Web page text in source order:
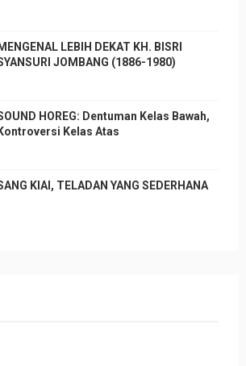
MENGENAL LEBIH DEKAT KH. BISRI
JOMBANG (1886-1980)
HOREG: Dentuman Kelas Bawah,
Kontroversi Kelas Atas
KIAI, TELADAN YANG SEDERHANA